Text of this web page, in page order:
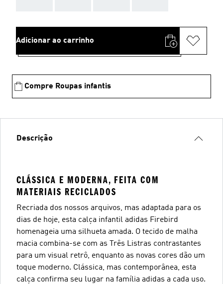
Adicionar ao carrinho
Compre Roupas infantis
Descrição
CLÁSSICA E MODERNA, FEITA COM
MATERIAIS RECICLADOS
Recriada dos nossos arquivos, mas adaptada para os
dias de hoje, esta calça infantil adidas Firebird
homenageia uma silhueta amada. O tecido de malha
macia combina-se com as Três Listras contrastantes
para um visual retrô, enquanto as novas cores dão um
toque moderno. Clássica, mas contemporânea, esta
calça confirma seu lugar na família adidas a cada uso.